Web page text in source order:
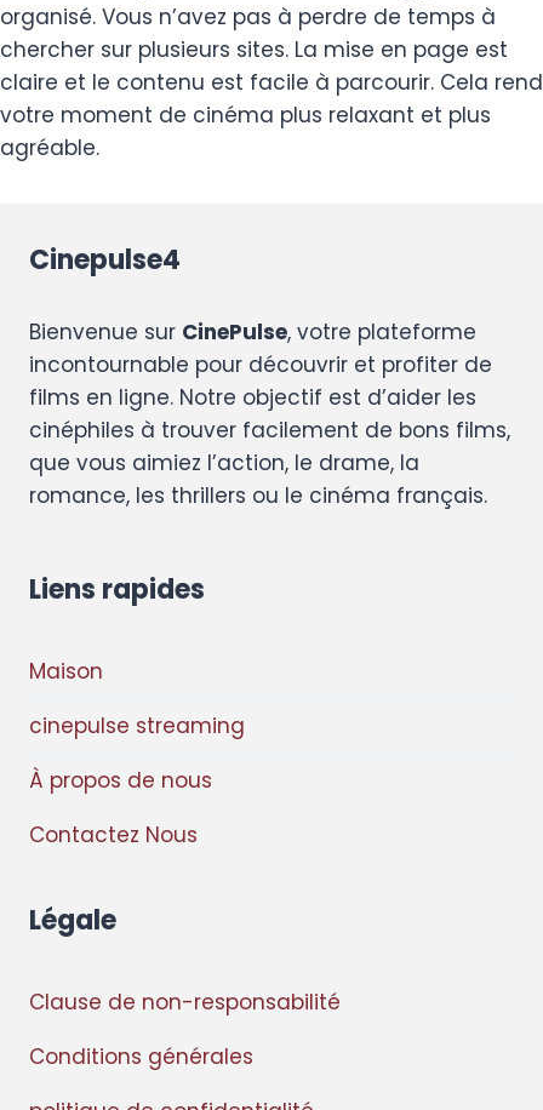
organisé. Vous n’avez pas à perdre de temps à
chercher sur plusieurs sites. La mise en page est
claire et le contenu est facile à parcourir. Cela rend
votre moment de cinéma plus relaxant et plus
agréable.
Cinepulse4
Bienvenue sur CinePulse, votre plateforme
incontournable pour découvrir et profiter de
films en ligne. Notre objectif est d’aider les
cinéphiles à trouver facilement de bons films,
que vous aimiez l’action, le drame, la
romance, les thrillers ou le cinéma français.
Liens rapides
Maison
cinepulse streaming
À propos de nous
Contactez Nous
Légale
Clause de non-responsabilité
Conditions générales